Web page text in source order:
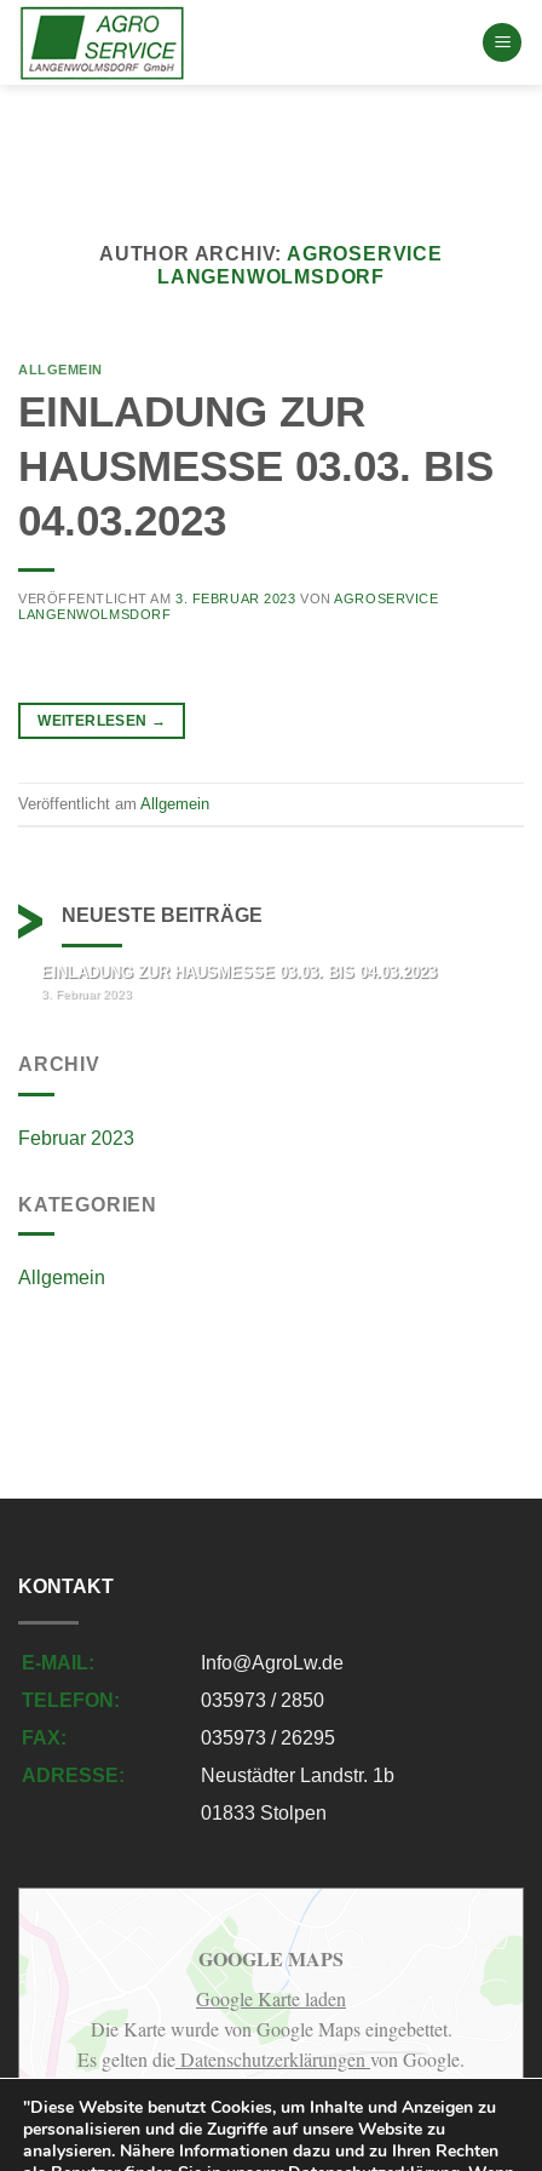
Skip
content
AUTHOR ARCHIV: AGROSERVICE
LANGENWOLMSDORF
ALLGEMEIN
EINLADUNG ZUR
HAUSMESSE 03.03. BIS
04.03.2023
VERÖFFENTLICHT AM3. FEBRUAR 2023 VONAGROSERVICE
LANGENWOLMSDORF
WEITERLESEN →
Veröffentlicht am Allgemein
NEUESTE BEITRÄGE
EINLADUNG ZUR HAUSMESSE 03.03. BIS 04.03.2023
3. Februar 2023
ARCHIV
Februar 2023
KATEGORIEN
Allgemein
KONTAKT
E-MAIL:
Info@AgroLw.de
TELEFON:
035973 / 2850
FAX:
035973 / 26295
ADRESSE:
Neustädter Landstr. 1b
01833 Stolpen
GOOGLE MAPS
Google Karte laden
Die Karte wurde von Google Maps eingebettet.
Es gelten dieDatenschutzerklärungen von Google.
"Diese Website benutzt Cookies, um Inhalte und Anzeigen zu
personalisieren und die Zugriffe auf unsere Website zu
analysieren. Nähere Informationen dazu und zu Ihren Rechten